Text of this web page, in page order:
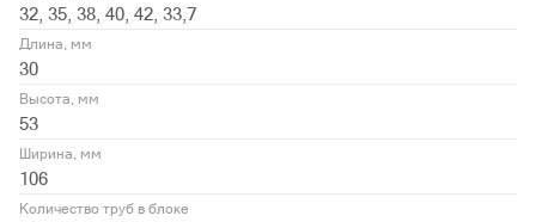
32, 35, 38, 40, 42, 33,7
Длина, мм
30
Высота, мм
53
Ширина, мм
106
Количество труб в блоке